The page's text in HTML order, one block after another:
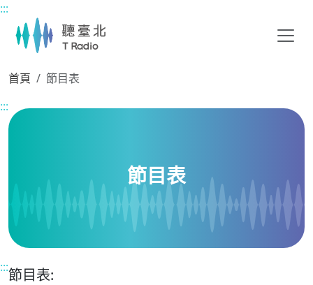
主要內容區塊
:::
首頁
節目表
:::
節目表
:::節目表: